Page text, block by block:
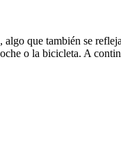
que también se
o la bicicleta. A